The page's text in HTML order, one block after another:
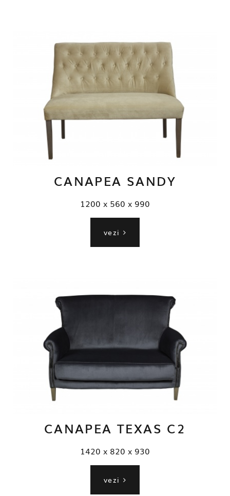
CANAPEA SANDY
1200 x 560 x 990
vezi
CANAPEA TEXAS C2
1420 x 820 x 930
vezi